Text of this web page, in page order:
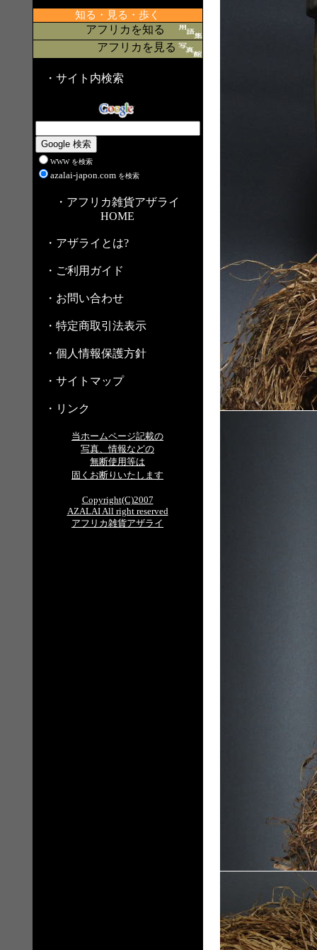
知る・見る・歩く
アフリカを知る
アフリカを見る
・サイト内検索
WWW を検索
azalai-japon.com を検索
・アフリカ雑貨アザライ
HOME
・アザライとは?
・ご利用ガイド
・お問い合わせ
・特定商取引法表示
・個人情報保護方針
・サイトマップ
・リンク
当ホームページ記載の
写真、情報などの
無断使用等は
固くお断りいたします
Copyright(C)2007
AZALAI All right reserved
アフリカ雑貨アザライ